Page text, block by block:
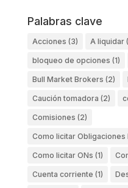
Palabras clave
Acciones (3) A liquidar
bloqueo de opciones (1)
Bull Market Brokers (2)
Caución tomadora (2)
Comisiones (2)
Como licitar Obligaciones
Como licitar ONs (1)
Cuenta corriente (1)